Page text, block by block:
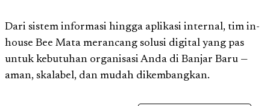
Dari sistem informasi hingga aplikasi internal, tim in-
house Bee Mata merancang solusi digital yang pas
untuk kebutuhan organisasi Anda di Banjar Baru —
aman, skalabel, dan mudah dikembangkan.